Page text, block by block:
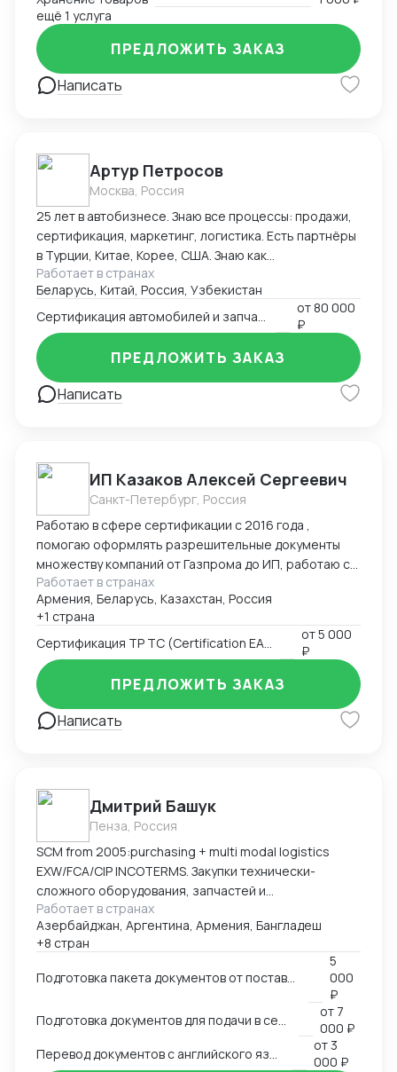
ещё 1 услуга
Написать
ПРЕДЛОЖИТЬ ЗАКАЗ
Артур Петросов
Москва, Россия
25 лет в автобизнесе. Знаю все процессы: продажи,
сертификация, маркетинг, логистика. Есть партнёры
в Турции, Китае, Корее, США. Знаю как
омологировать автомобили в 18ти странах мира.
Работает в странах
Беларусь, Китай, Россия, Узбекистан
от 80 000
₽
Написать
ПРЕДЛОЖИТЬ ЗАКАЗ
ИП Казаков Алексей Сергеевич
Санкт-Петербург, Россия
Работаю в сфере сертификации с 2016 года ,
помогаю оформлять разрешительные документы
множеству компаний от Газпрома до ИП, работаю с
таможенными брокерами
Работает в странах
Армения, Беларусь, Казахстан, Россия
+1 страна
от5 000
₽
Написать
ПРЕДЛОЖИТЬ ЗАКАЗ
Дмитрий Башук
Пенза, Россия
SCM from 2005:purchasing + multi modal logistics
EXW/FCA/CIP INCOTERMS. Закупки технически-
сложного оборудования, запчастей и
комплектующих к нему.
Работает в странах
Азербайджан, Аргентина, Армения, Бангладеш
+8 стран
Подготовка пакета документов от поставщика на EXW, FCA, CIP
5
000
₽
от 7
000 ₽
от 3
000 ₽